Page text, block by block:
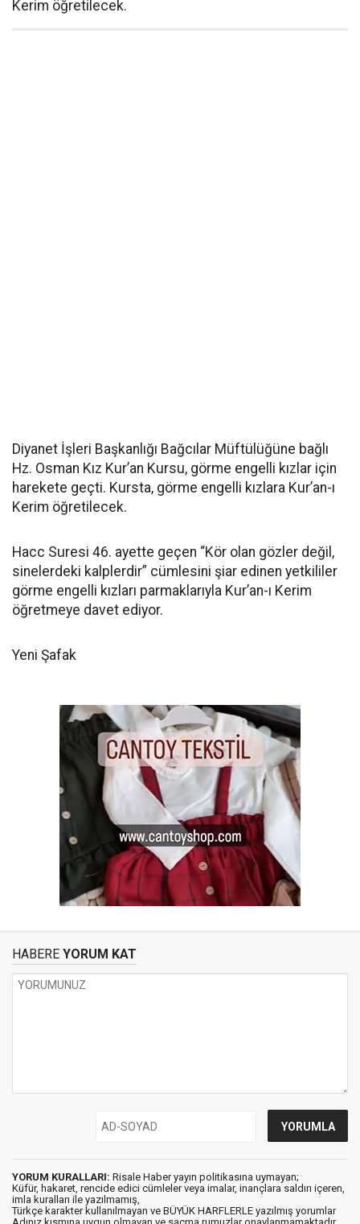
Kerim öğretilecek.
Diyanet İşleri Başkanlığı Bağcılar Müftülüğüne bağlı
Hz. Osman Kız Kur’an Kursu, görme engelli kızlar için
harekete geçti. Kursta, görme engelli kızlara Kur’an-ı
Kerim öğretilecek.
Hacc Suresi 46. ayette geçen “Kör olan gözler değil,
sinelerdeki kalplerdir” cümlesini şiar edinen yetkililer
görme engelli kızları parmaklarıyla Kur’an-ı Kerim
öğretmeye davet ediyor.
Yeni Şafak
HABERE YORUM KAT
YORUM KURALLARI: Risale Haber yayın politikasına uymayan;
Küfür, hakaret, rencide edici cümleler veya imalar, inançlara saldırı içeren,
imla kuralları ile yazılmamış,
Türkçe karakter kullanılmayan ve BÜYÜK HARFLERLE yazılmış yorumlar